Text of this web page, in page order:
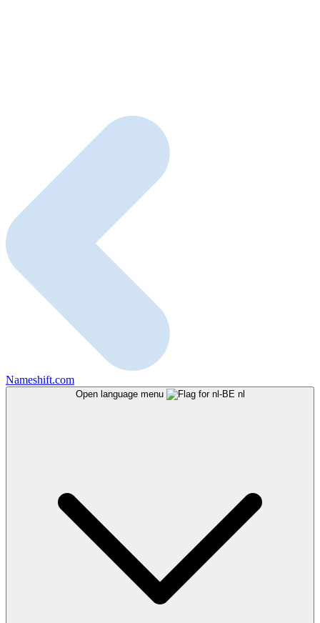
Nameshift.com
Open language menu nl